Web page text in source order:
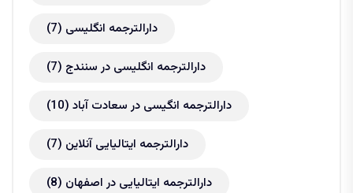
دارالترجمه انگلیسی (7)
دارالترجمه انگلیسی در سنندج (7)
دارالترجمه انگیسی در سعادت آباد (10)
دارالترجمه ایتالیایی آنلاین (7)
دارالترجمه ایتالیایی در اصفهان (8)